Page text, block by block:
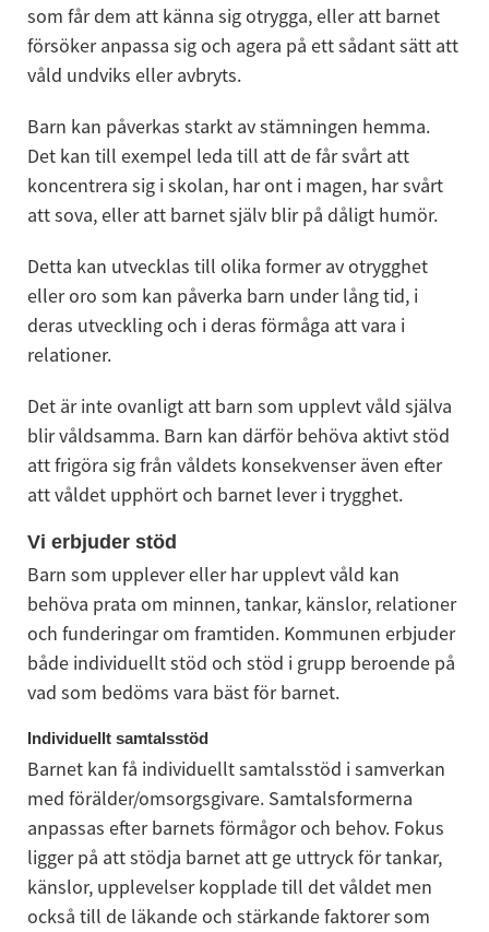
som får dem att känna sig otrygga, eller att barnet
försöker anpassa sig och agera på ett sådant sätt att
våld undviks eller avbryts.
Barn kan påverkas starkt av stämningen hemma.
Det kan till exempel leda till att de får svårt att
koncentrera sig i skolan, har ont i magen, har svårt
att sova, eller att barnet själv blir på dåligt humör.
Detta kan utvecklas till olika former av otrygghet
eller oro som kan påverka barn under lång tid, i
deras utveckling och i deras förmåga att vara i
relationer.
Det är inte ovanligt att barn som upplevt våld själva
blir våldsamma. Barn kan därför behöva aktivt stöd
att frigöra sig från våldets konsekvenser även efter
att våldet upphört och barnet lever i trygghet.
Vi erbjuder stöd
Barn som upplever eller har upplevt våld kan
behöva prata om minnen, tankar, känslor, relationer
och funderingar om framtiden. Kommunen erbjuder
både individuellt stöd och stöd i grupp beroende på
vad som bedöms vara bäst för barnet.
Individuellt samtalsstöd
Barnet kan få individuellt samtalsstöd i samverkan
med förälder/omsorgsgivare. Samtalsformerna
anpassas efter barnets förmågor och behov. Fokus
ligger på att stödja barnet att ge uttryck för tankar,
känslor, upplevelser kopplade till det våldet men
också till de läkande och stärkande faktorer som